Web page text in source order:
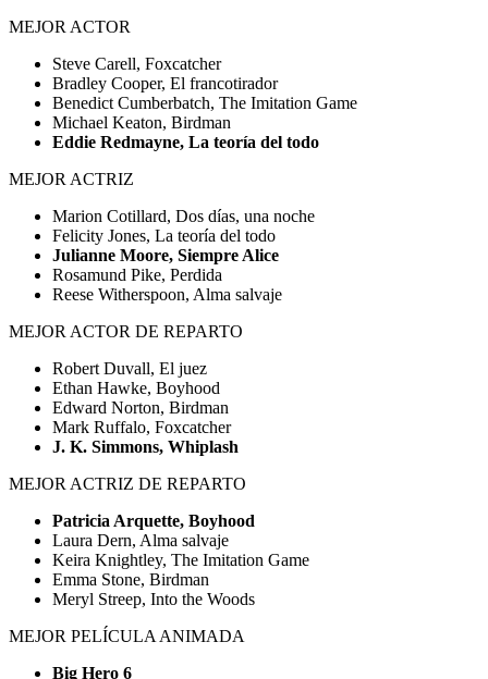
MEJOR ACTOR
Steve Carell, Foxcatcher
Bradley Cooper, El francotirador
Benedict Cumberbatch, The Imitation Game
Michael Keaton, Birdman
Eddie Redmayne, La teoría del todo
MEJOR ACTRIZ
Marion Cotillard, Dos días, una noche
Felicity Jones, La teoría del todo
Julianne Moore, Siempre Alice
Rosamund Pike, Perdida
Reese Witherspoon, Alma salvaje
MEJOR ACTOR DE REPARTO
Robert Duvall, El juez
Ethan Hawke, Boyhood
Edward Norton, Birdman
Mark Ruffalo, Foxcatcher
J. K. Simmons, Whiplash
MEJOR ACTRIZ DE REPARTO
Patricia Arquette, Boyhood
Laura Dern, Alma salvaje
Keira Knightley, The Imitation Game
Emma Stone, Birdman
Meryl Streep, Into the Woods
MEJOR PELÍCULA ANIMADA
Big Hero 6